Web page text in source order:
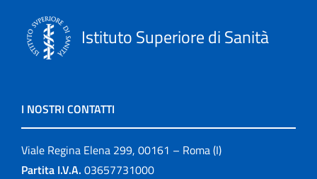
Istituto Superiore di Sanità
I NOSTRI CONTATTI
Viale Regina Elena 299, 00161 – Roma (I)
Partita I.V.A. 03657731000